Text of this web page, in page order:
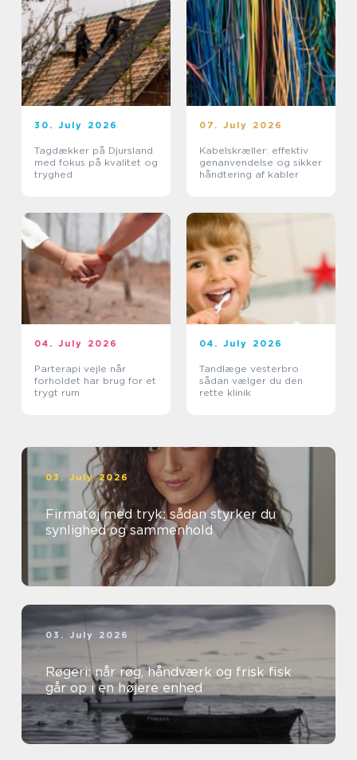
30. July 2026
Tagdækker på Djursland
med fokus på kvalitet og
tryghed
07. July 2026
Kabelskræller: effektiv
genanvendelse og sikker
håndtering af kabler
04. July 2026
Parterapi vejle når
forholdet har brug for et
trygt rum
04. July 2026
Tandlæge vesterbro
sådan vælger du den
rette klinik
03. July 2026
Firmatøj med tryk: sådan styrker du
synlighed og sammenhold
03. July 2026
Røgeri: når røg, håndværk og frisk fisk
går op i en højere enhed